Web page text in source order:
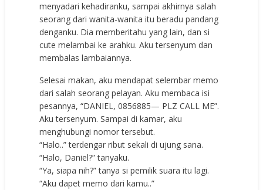
menyadari kehadiranku, sampai akhirnya salah
seorang dari wanita-wanita itu beradu pandang
denganku. Dia memberitahu yang lain, dan si
cute melambai ke arahku. Aku tersenyum dan
membalas lambaiannya.
Selesai makan, aku mendapat selembar memo
dari salah seorang pelayan. Aku membaca isi
pesannya, “DANIEL, 0856885— PLZ CALL ME”.
Aku tersenyum. Sampai di kamar, aku
menghubungi nomor tersebut.
“Halo..” terdengar ribut sekali di ujung sana.
“Halo, Daniel?” tanyaku.
“Ya, siapa nih?” tanya si pemilik suara itu lagi.
“Aku dapet memo dari kamu..”